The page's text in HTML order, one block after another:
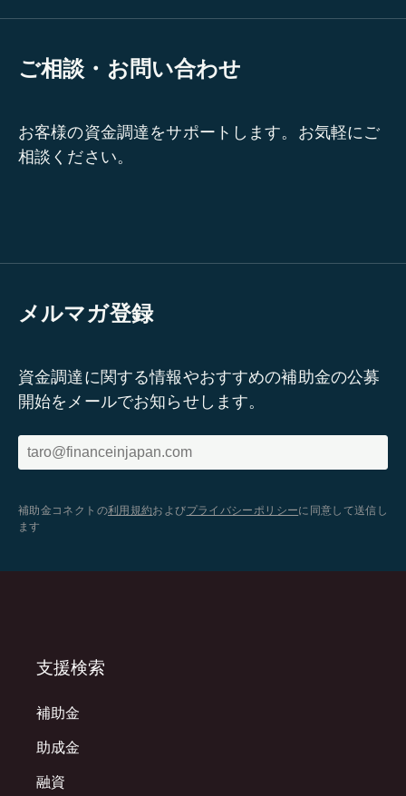
ご相談・お問い合わせ
お客様の資金調達をサポートします。お気軽にご
相談ください。
メルマガ登録
資金調達に関する情報やおすすめの補助金の公募
開始をメールでお知らせします。
補助金コネクトの利用規約およびプライバシーポリシーに同意して送信し
ます
支援検索
補助金
助成金
融資